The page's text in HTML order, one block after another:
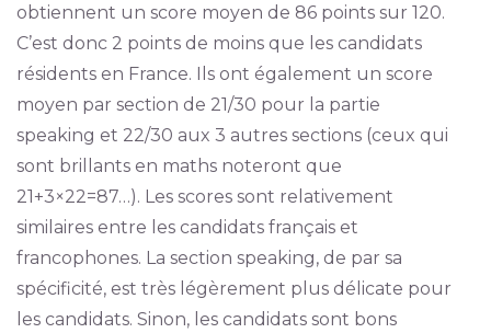
obtiennent un score moyen de 86 points sur 120.
C’est donc 2 points de moins que les candidats
résidents en France. Ils ont également un score
moyen par section de 21/30 pour la partie
speaking et 22/30 aux 3 autres sections (ceux qui
sont brillants en maths noteront que
21+3×22=87…). Les scores sont relativement
similaires entre les candidats français et
francophones. La section speaking, de par sa
spécificité, est très légèrement plus délicate pour
les candidats. Sinon, les candidats sont bons